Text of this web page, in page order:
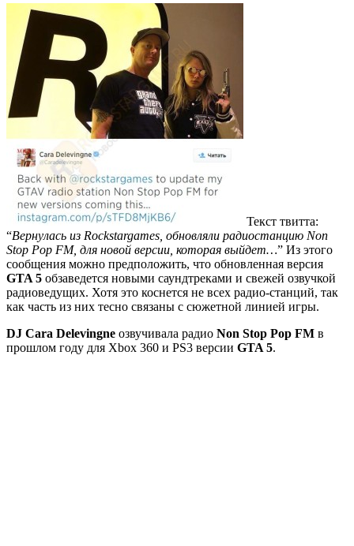
Текст твитта:
“Вернулась из Rockstargames, обновляли радиостанцию Non
Stop Pop FM, для новой версии, которая выйдет…” Из этого
сообщения можно предположить, что обновленная версия
GTA 5 обзаведется новыми саундтреками и свежей озвучкой
радиоведущих. Хотя это коснется не всех радио-станций, так
как часть из них тесно связаны с сюжетной линией игры.
DJ Cara Delevingne озвучивала радио Non Stop Pop FM в
прошлом году для Xbox 360 и PS3 версии GTA 5.